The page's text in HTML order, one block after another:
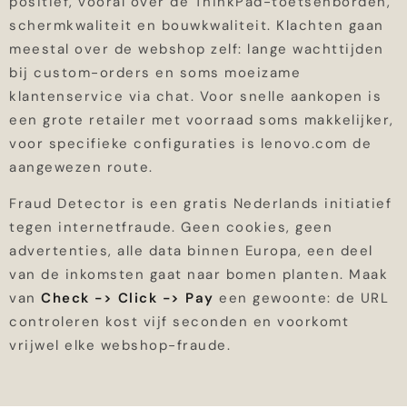
schermkwaliteit en bouwkwaliteit. Klachten gaan
meestal over de webshop zelf: lange wachttijden
bij custom-orders en soms moeizame
klantenservice via chat. Voor snelle aankopen is
een grote retailer met voorraad soms makkelijker,
voor specifieke configuraties is lenovo.com de
aangewezen route.
Fraud Detector is een gratis Nederlands initiatief
tegen internetfraude. Geen cookies, geen
advertenties, alle data binnen Europa, een deel
van de inkomsten gaat naar bomen planten. Maak
van Check -> Click -> Pay een gewoonte: de URL
controleren kost vijf seconden en voorkomt
vrijwel elke webshop-fraude.